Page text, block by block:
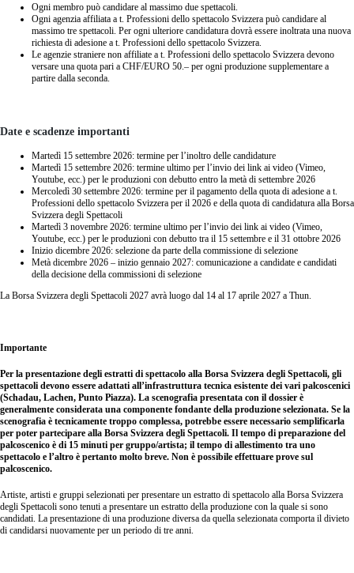
Ogni membro può candidare al massimo due spettacoli.
Ogni agenzia affiliata a t. Professioni dello spettacolo Svizzera può candidare al
massimo tre spettacoli. Per ogni ulteriore candidatura dovrà essere inoltrata una nuova
richiesta di adesione a t. Professioni dello spettacolo Svizzera.
Le agenzie straniere non affiliate a t. Professioni dello spettacolo Svizzera devono
versare una quota pari a CHF/EURO 50.– per ogni produzione supplementare a
partire dalla seconda.
Date e scadenze importanti
Martedì 15 settembre 2026: termine per l’inoltro delle candidature
Martedì 15 settembre 2026: termine ultimo per l’invio dei link ai video (Vimeo,
Youtube, ecc.) per le produzioni con debutto entro la metà di settembre 2026
Mercoledì 30 settembre 2026: termine per il pagamento della quota di adesione a t.
Professioni dello spettacolo Svizzera per il 2026 e della quota di candidatura alla Borsa
Svizzera degli Spettacoli
Martedì 3 novembre 2026: termine ultimo per l’invio dei link ai video (Vimeo,
Youtube, ecc.) per le produzioni con debutto tra il 15 settembre e il 31 ottobre 2026
Inizio dicembre 2026: selezione da parte della commissione di selezione
Metà dicembre 2026 – inizio gennaio 2027: comunicazione a candidate e candidati
della decisione della commissioni di selezione
La Borsa Svizzera degli Spettacoli 2027 avrà luogo dal 14 al 17 aprile 2027 a Thun.
Importante
Per la presentazione degli estratti di spettacolo alla Borsa Svizzera degli Spettacoli, gli
spettacoli devono essere adattati all’infrastruttura tecnica esistente dei vari palcoscenici
(Schadau, Lachen, Punto Piazza). La scenografia presentata con il dossier è
generalmente considerata una componente fondante della produzione selezionata. Se la
scenografia è tecnicamente troppo complessa, potrebbe essere necessario semplificarla
per poter partecipare alla Borsa Svizzera degli Spettacoli. Il tempo di preparazione del
palcoscenico è di 15 minuti per gruppo/artista; il tempo di allestimento tra uno
spettacolo e l’altro è pertanto molto breve. Non è possibile effettuare prove sul
palcoscenico.
Artiste, artisti e gruppi selezionati per presentare un estratto di spettacolo alla Borsa Svizzera
degli Spettacoli sono tenuti a presentare un estratto della produzione con la quale si sono
candidati. La presentazione di una produzione diversa da quella selezionata comporta il divieto
di candidarsi nuovamente per un periodo di tre anni.